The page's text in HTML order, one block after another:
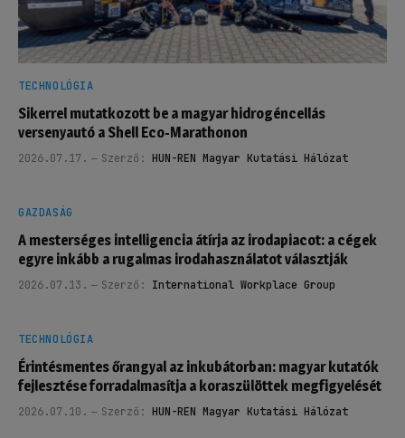
TECHNOLÓGIA
Sikerrel mutatkozott be a magyar hidrogéncellás
versenyautó a Shell Eco-Marathonon
2026.07.17. Szerző: HUN-REN Magyar Kutatási Hálózat
GAZDASÁG
A mesterséges intelligencia átírja az irodapiacot: a cégek
egyre inkább a rugalmas irodahasználatot választják
2026.07.13. Szerző: International Workplace Group
TECHNOLÓGIA
Érintésmentes őrangyal az inkubátorban: magyar kutatók
fejlesztése forradalmasítja a koraszülöttek megfigyelését
2026.07.10. Szerző: HUN-REN Magyar Kutatási Hálózat